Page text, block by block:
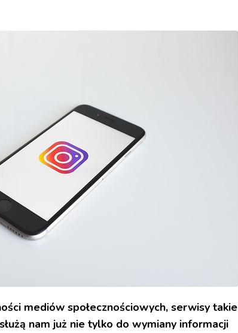
mediów społecznościowych, serwisy takie
nam już nie tylko do wymiany informacji